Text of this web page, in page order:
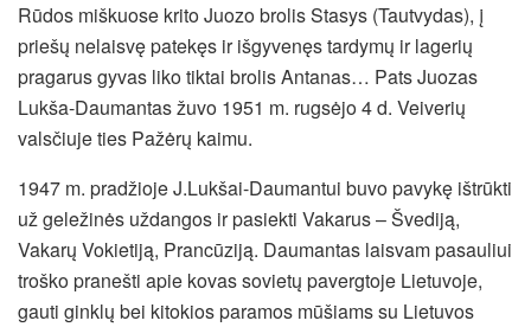
Rūdos miškuose krito Juozo brolis Stasys (Tautvydas), į
priešų nelaisvę patekęs ir išgyvenęs tardymų ir lagerių
pragarus gyvas liko tiktai brolis Antanas… Pats Juozas
Lukša-Daumantas žuvo 1951 m. rugsėjo 4 d. Veiverių
valsčiuje ties Pažėrų kaimu.
1947 m. pradžioje J.Lukšai-Daumantui buvo pavykę ištrūkti
už geležinės uždangos ir pasiekti Vakarus – Švediją,
Vakarų Vokietiją, Prancūziją. Daumantas laisvam pasauliui
troško pranešti apie kovas sovietų pavergtoje Lietuvoje,
gauti ginklų bei kitokios paramos mūšiams su Lietuvos